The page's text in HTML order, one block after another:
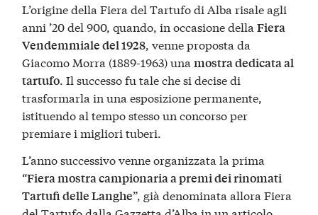
L’origine della Fiera del Tartufo di Alba risale agli
anni ’20 del 900, quando, in occasione dellaFiera
Vendemmiale del 1928, venne proposta da
Giacomo Morra (1889-1963) unamostra dedicata al
tartufo. Il successo fu tale che si decise di
trasformarla in una esposizione permanente,
istituendo al tempo stesso un concorso per
premiare i migliori tuberi.
L’anno successivo venne organizzata la prima
“Fiera mostra campionaria a premi dei rinomati
Tartufi delle Langhe”, già denominata allora Fiera